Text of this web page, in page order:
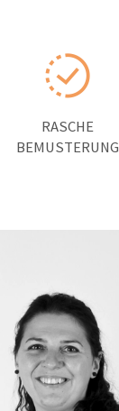
RASCHE
BE­MUSTERUNG